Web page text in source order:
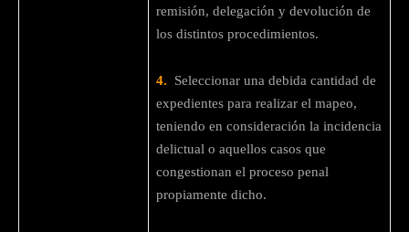
remisión, delegación y devolución de
los distintos procedimientos.
4. Seleccionar una debida cantidad de
expedientes para realizar el mapeo,
teniendo en consideración la incidencia
delictual o aquellos casos que
congestionan el proceso penal
propiamente dicho.